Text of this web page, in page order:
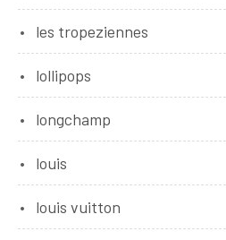
les tropeziennes
lollipops
longchamp
louis
louis vuitton